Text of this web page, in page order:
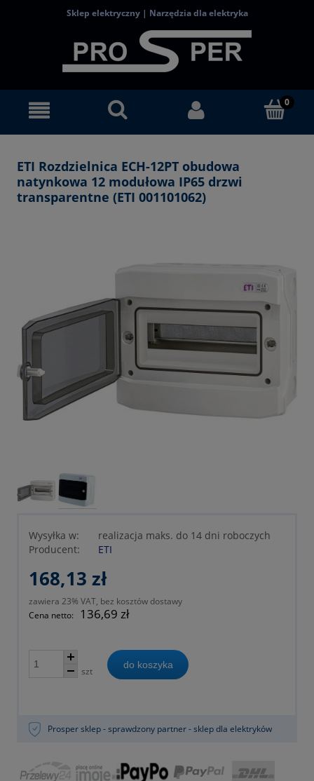
Sklep elektryczny | Narzędzia dla elektryka
ETI Rozdzielnica ECH-12PT obudowa
natynkowa 12 modułowa IP65 drzwi
transparentne (ETI 001101062)
Wysyłka w:
realizacja maks. do 14 dni roboczych
Producent:
ETI
168,13 zł
zawiera 23% VAT, bez kosztów dostawy
Cena netto:
136,69 zł
szt
do koszyka
Prosper sklep - sprawdzony partner - sklep dla elektryków